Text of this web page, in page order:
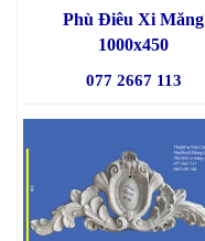
Phù Điêu Xi Măng
1000x450
077 2667 113